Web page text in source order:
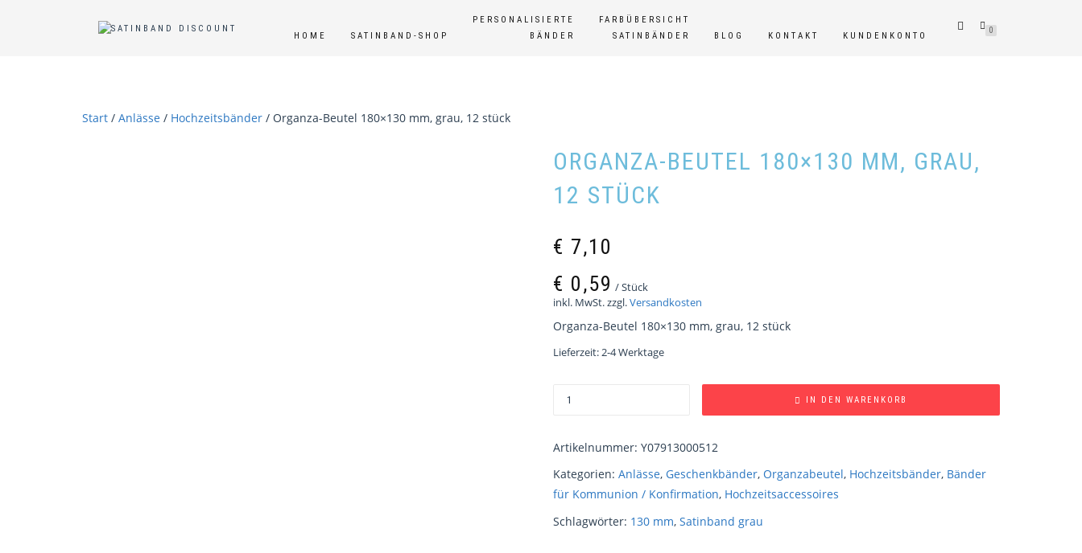
HOME SATINBAND-SHOP
PERSONALISIERTE
BÄNDER
FARBÜBERSICHT
SATINBÄNDER
BLOG KONTAKT KUNDENKONTO
0
Start / Anlässe / Hochzeitsbänder / Organza-Beutel 180×130 mm, grau, 12 stück
ORGANZA-BEUTEL 180×130 MM, GRAU,
12 STÜCK
€ 7,10
€ 0,59 /Stück
inkl. MwSt.zzgl.Versandkosten
Organza-Beutel 180×130 mm, grau, 12 stück
Lieferzeit:2-4 Werktage
IN DEN WARENKORB
Artikelnummer: Y07913000512
Kategorien: Anlässe, Geschenkbänder, Organzabeutel, Hochzeitsbänder, Bänder
für Kommunion / Konfirmation, Hochzeitsaccessoires
Schlagwörter: 130 mm, Satinband grau